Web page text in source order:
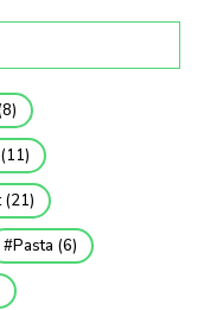
(11)
(21)
Pasta (6)